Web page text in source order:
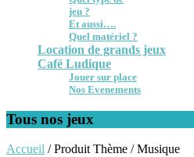
jeu ?
Et aussi….
Quel matériel ?
Location de grands jeux
Café Ludique
Jouer sur place
Nos Evenements
Tous nos jeux
Accueil / Produit Thème / Musique